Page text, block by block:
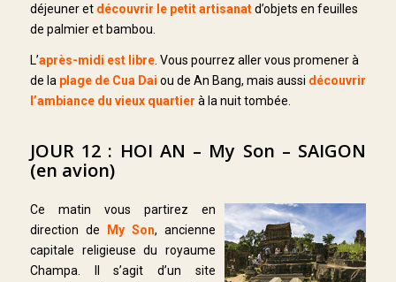
déjeuner et découvrir le petit artisanatd’objets en feuilles
de palmier et bambou.
L’après-midi est libre. Vous pourrez aller vous promener à
de la plage de Cua Dai ou de An Bang, mais aussi découvrir
l’ambiance du vieux quartier à la nuit tombée.
JOUR 12 : HOI AN – My Son – SAIGON
(en avion)
Ce matin vous partirez en
direction de My Son, ancienne
capitale religieuse du royaume
Champa. Il s’agit d’un site